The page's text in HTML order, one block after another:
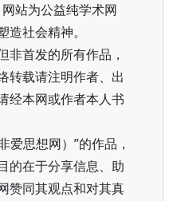
站为公益纯学术网
社会精神。
非首发的所有作品，
转载请注明作者、出
经本网或作者本人书
爱思想网）”的作品，
的在于分享信息、助
赞同其观点和对其真